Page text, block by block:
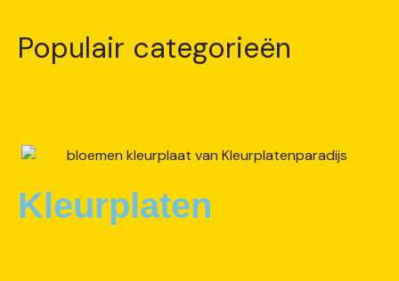
Populair categorieën
Kleurplaten